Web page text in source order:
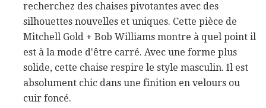
recherchez des chaises pivotantes avec des
silhouettes nouvelles et uniques. Cette pièce de
Mitchell Gold + Bob Williams montre à quel point il
est à la mode d'être carré. Avec une forme plus
solide, cette chaise respire le style masculin. Il est
absolument chic dans une finition en velours ou
cuir foncé.